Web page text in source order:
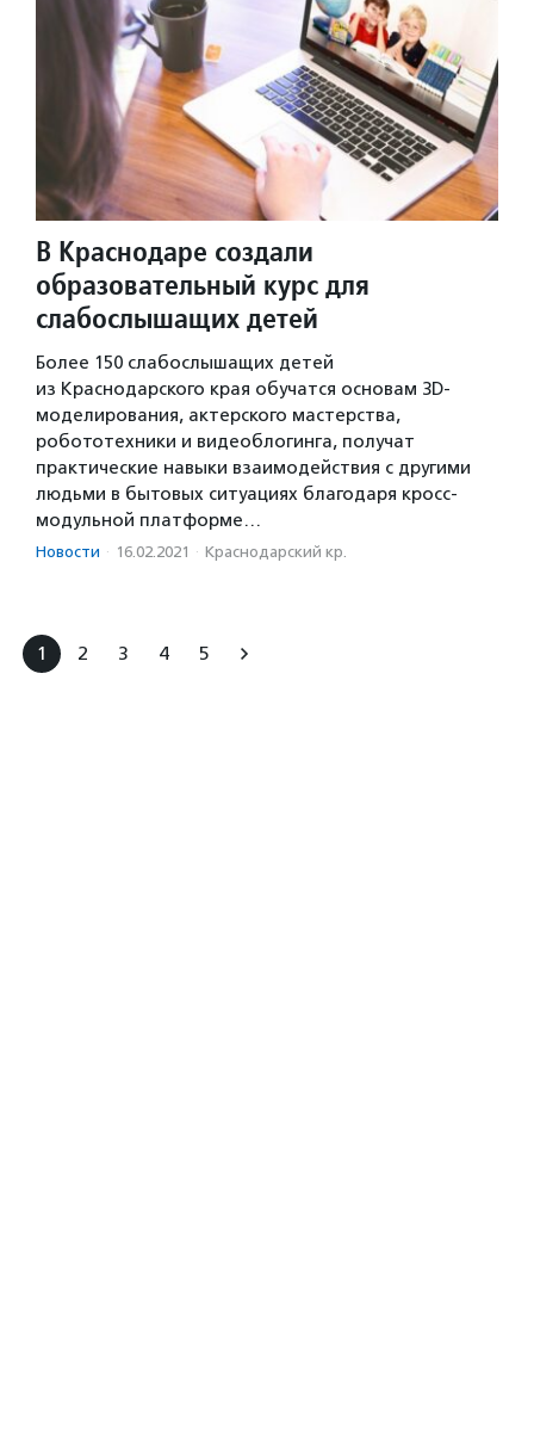
В Краснодаре создали
образовательный курс для
слабослышащих детей
Более 150 слабослышащих детей
из Краснодарского края обучатся основам 3D-
моделирования, актерского мастерства,
робототехники и видеоблогинга, получат
практические навыки взаимодействия с другими
людьми в бытовых ситуациях благодаря кросс-
модульной платформе…
Новости · 16.02.2021 · Краснодарский кр.
1 2 3 4 5